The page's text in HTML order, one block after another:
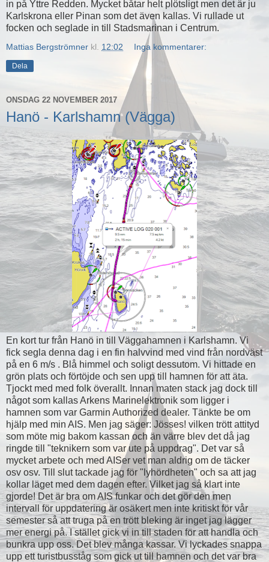
in på Yttre Redden. Mycket båtar helt plötsligt men det är ju
Karlskrona eller Pinan som det även kallas. Vi rullade ut
focken och seglade in till Stadsmarinan i Centrum.
Mattias Bergströmner kl. 12:02 Inga kommentarer:
Dela
ONSDAG 22 NOVEMBER 2017
Hanö - Karlshamn (Vägga)
En kort tur från Hanö in till Väggahamnen i Karlshamn. Vi
fick segla denna dag i en fin halvvind med vind från nordväst
på en 6 m/s . Blå himmel och soligt dessutom. Vi hittade en
grön plats och förtöjde och sen upp till hamnen för att äta.
Tjockt med med folk överallt. Innan maten stack jag dock till
något som kallas Arkens Marinelektronik som ligger i
hamnen som var Garmin Authorized dealer. Tänkte be om
hjälp med min AIS. Men jag säger: Jösses! vilken trött attityd
som möte mig bakom kassan och än värre blev det då jag
ringde till "teknikern som var ute på uppdrag". Det var så
mycket arbete och med AISer vet man aldrig om de täcker
osv osv. Till slut tackade jag för "lyhördheten" och sa att jag
kollar läget med dem dagen efter. Vilket jag så klart inte
gjorde! Det är bra om AIS funkar och det gör den men
intervall för uppdatering är osäkert men inte kritiskt för vår
semester så att truga på en trött bleking är inget jag lägger
mer energi på. I stället gick vi in till staden för att handla och
bunkra upp oss. Det blev många kassar. Vi lyckades snappa
upp ett turistbusståg som gick ut till hamnen och det var bra